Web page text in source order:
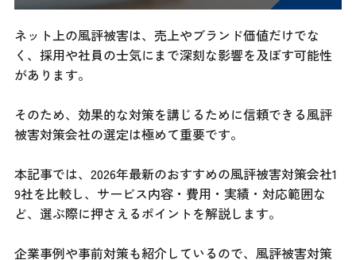
ネット上の風評被害は、売上やブランド価値だけでな
く、採用や社員の士気にまで深刻な影響を及ぼす可能性
があります。
そのため、効果的な対策を講じるために信頼できる風評
被害対策会社の選定は極めて重要です。
本記事では、2026年最新のおすすめの風評被害対策会社1
9社を比較し、サービス内容・費用・実績・対応範囲な
ど、選ぶ際に押さえるポイントを解説します。
企業事例や事前対策も紹介しているので、風評被害対策